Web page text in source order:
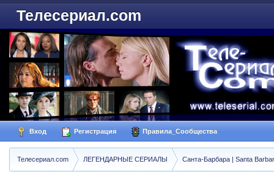
Телесериал.com
Вход Регистрация Правила_Сообщества
Телесериал.com ЛЕГЕНДАРНЫЕ СЕРИАЛЫ Санта-Барбара | Santa